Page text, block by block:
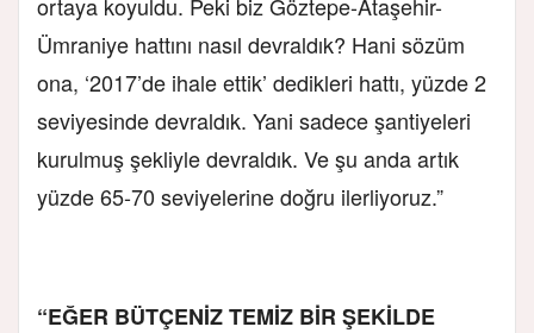
Ümraniye hattını nasıl devraldık? Hani sözüm
ona, ‘2017’de ihale ettik’ dedikleri hattı, yüzde 2
seviyesinde devraldık. Yani sadece şantiyeleri
kurulmuş şekliyle devraldık. Ve şu anda artık
yüzde 65-70 seviyelerine doğru ilerliyoruz.”
“EĞER BÜTÇENİZ TEMİZ BİR ŞEKİLDE